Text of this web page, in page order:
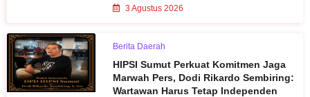
3 Agustus 2026
Berita Daerah
HIPSI Sumut Perkuat Komitmen Jaga
Marwah Pers, Dodi Rikardo Sembiring:
Wartawan Harus Tetap Independen